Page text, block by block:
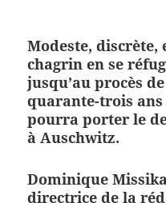
Modeste,
chagrin en se
jusqu’au procès
quarante-trois
pourra porter le
à Auschwitz.
Dominique
directrice de la